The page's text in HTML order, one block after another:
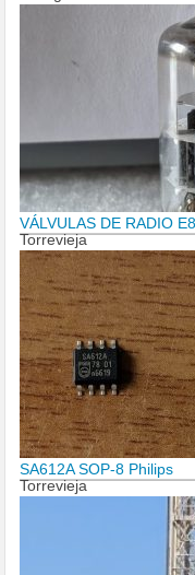
VÁLVULAS DE RADIO
Torrevieja
SA612A SOP-8 Philips
Torrevieja